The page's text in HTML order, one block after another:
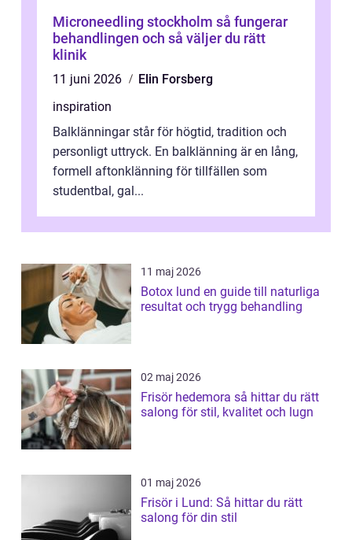
Microneedling stockholm så fungerar
behandlingen och så väljer du rätt
klinik
11 juni 2026
Elin Forsberg
inspiration
Balklänningar står för högtid, tradition och
personligt uttryck. En balklänning är en lång,
formell aftonklänning för tillfällen som
studentbal, gal...
11 maj 2026
Botox lund en guide till naturliga
resultat och trygg behandling
02 maj 2026
Frisör hedemora så hittar du rätt
salong för stil, kvalitet och lugn
01 maj 2026
Frisör i Lund: Så hittar du rätt
salong för din stil